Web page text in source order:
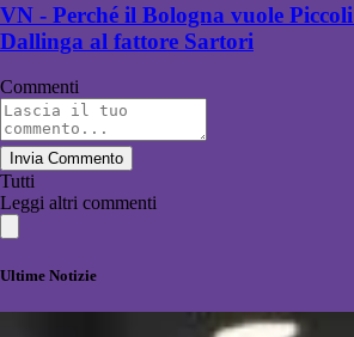
VN - Perché il Bologna vuole
Dallinga al fattore Sartori
Commenti
Invia Commento
Tutti
Leggi altri commenti
Ultime Notizie